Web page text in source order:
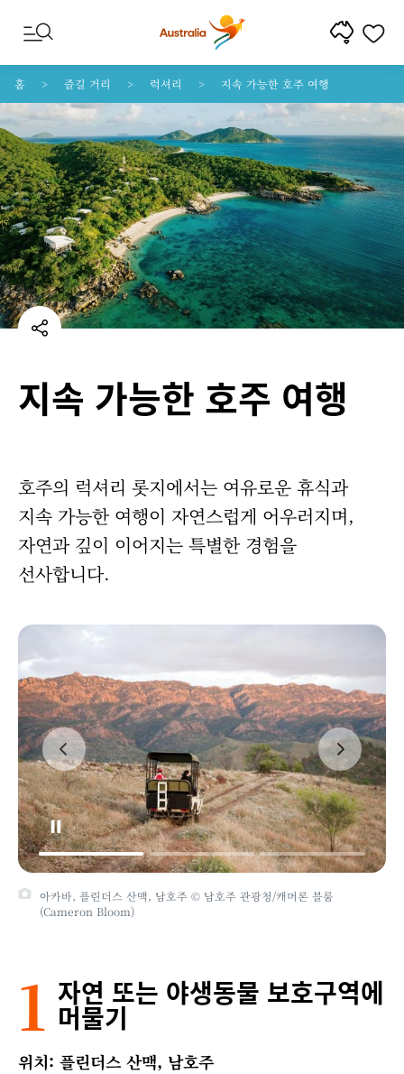
콘텐트로 건너뛰기
꼬리말 내비게이션으로 건너뛰기
홈 즐길 거리 럭셔리 지속 가능한 호주 여행
지속 가능한 호주 여행
호주의 럭셔리 롯지에서는 여유로운 휴식과
지속 가능한 여행이 자연스럽게 어우러지며,
자연과 깊이 이어지는 특별한 경험을
선사합니다.
아카바, 플린더스 산맥, 남호주 © 와일드 부시 럭셔리
1 자연 또는 야생동물 보호구역에
머물기
위치: 플린더스 산맥, 남호주